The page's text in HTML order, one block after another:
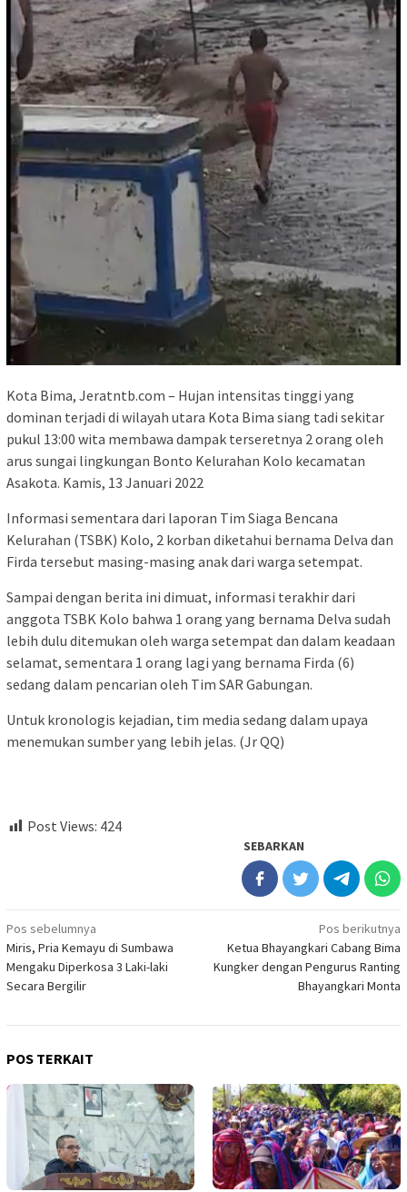
Kota Bima, Jeratntb.com – Hujan intensitas tinggi yang
dominan terjadi di wilayah utara Kota Bima siang tadi sekitar
pukul 13:00 wita membawa dampak terseretnya 2 orang oleh
arus sungai lingkungan Bonto Kelurahan Kolo kecamatan
Asakota. Kamis, 13 Januari 2022
Informasi sementara dari laporan Tim Siaga Bencana
Kelurahan (TSBK) Kolo, 2 korban diketahui bernama Delva dan
Firda tersebut masing-masing anak dari warga setempat.
Sampai dengan berita ini dimuat, informasi terakhir dari
anggota TSBK Kolo bahwa 1 orang yang bernama Delva sudah
lebih dulu ditemukan oleh warga setempat dan dalam keadaan
selamat, sementara 1 orang lagi yang bernama Firda (6)
sedang dalam pencarian oleh Tim SAR Gabungan.
Untuk kronologis kejadian, tim media sedang dalam upaya
menemukan sumber yang lebih jelas. (Jr QQ)
Post Views: 424
SEBARKAN
Navigasi
pos
Pos sebelumnya
Miris, Pria Kemayu di Sumbawa
Mengaku Diperkosa 3 Laki-laki
Secara Bergilir
Pos berikutnya
Ketua Bhayangkari Cabang Bima
Kungker dengan Pengurus Ranting
Bhayangkari Monta
POS TERKAIT